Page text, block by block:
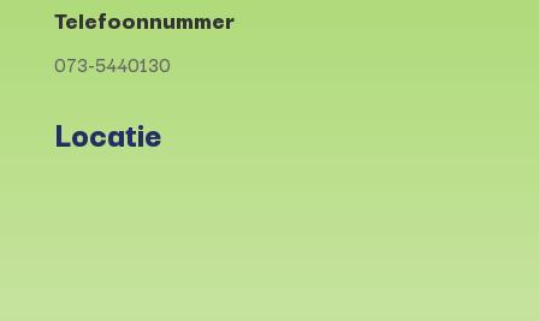
Telefoonnummer
073-5440130
Locatie